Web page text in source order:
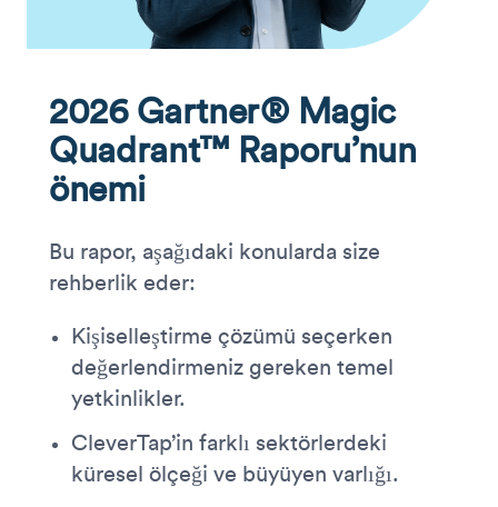
2026 Gartner® Magic
Quadrant™ Raporu’nun
önemi
Bu rapor, aşağıdaki konularda size
rehberlik eder:
Kişiselleştirme çözümü seçerken
değerlendirmeniz gereken temel
yetkinlikler.
CleverTap’in farklı sektörlerdeki
küresel ölçeği ve büyüyen varlığı.